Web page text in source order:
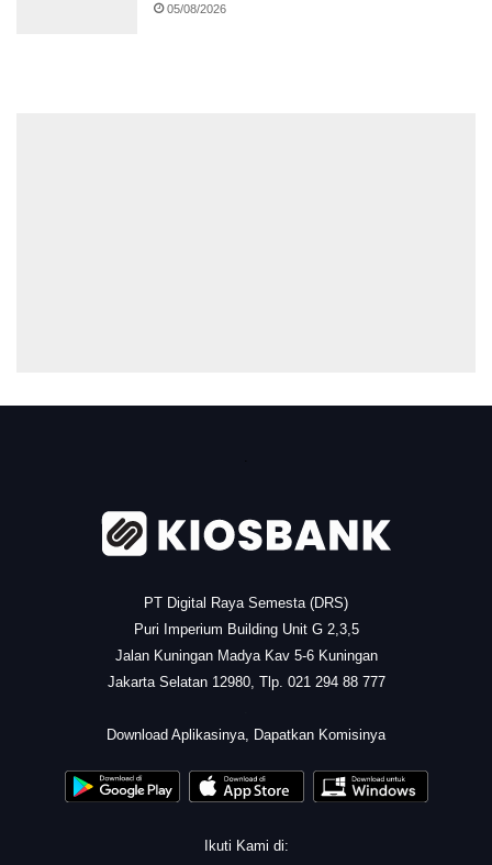
05/08/2026
PT Digital Raya Semesta (DRS)
Puri Imperium Building Unit G 2,3,5
Jalan Kuningan Madya Kav 5-6 Kuningan
Jakarta Selatan 12980, Tlp. 021 294 88 777
Download Aplikasinya, Dapatkan Komisinya
Ikuti Kami di: